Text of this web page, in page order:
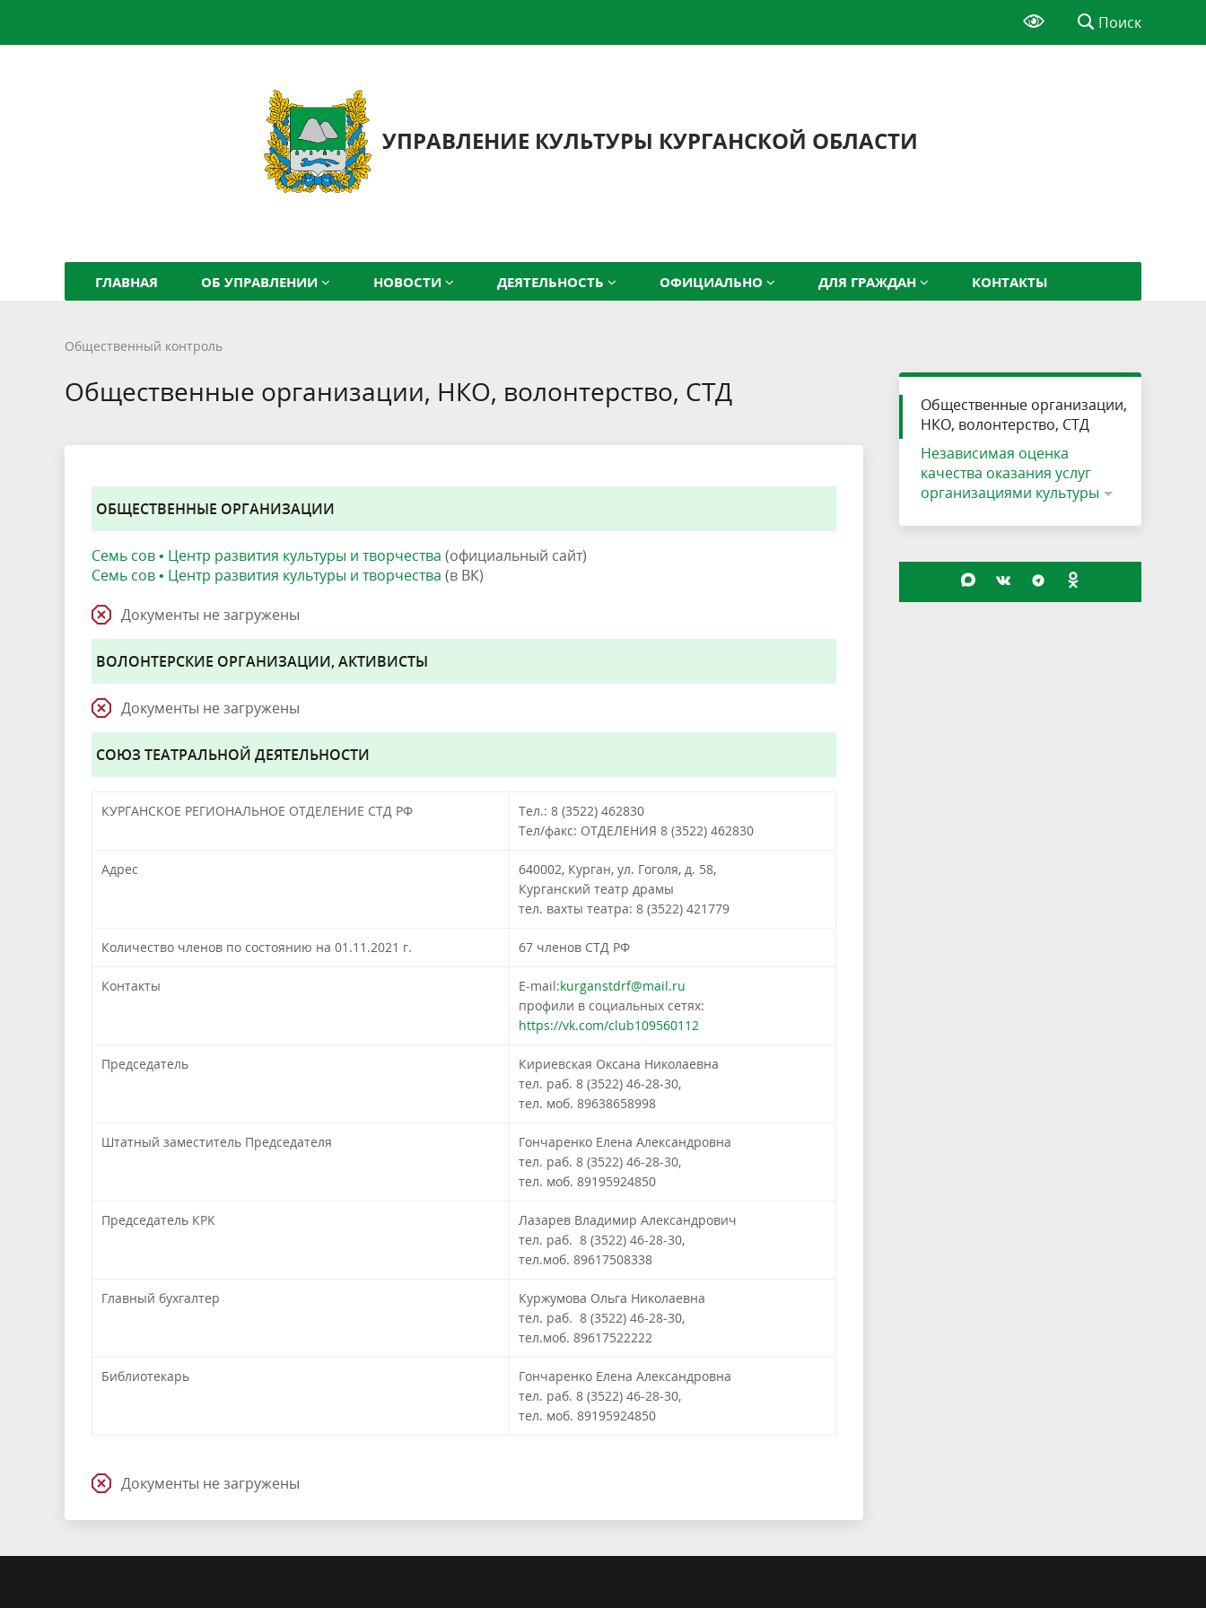
Поиск
УПРАВЛЕНИЕ КУЛЬТУРЫ КУРГАНСКОЙ ОБЛАСТИ
ГЛАВНАЯ ОБ УПРАВЛЕНИИ НОВОСТИ ДЕЯТЕЛЬНОСТЬ ОФИЦИАЛЬНО ДЛЯ ГРАЖДАН КОНТАКТЫ
Общественный контроль
Общественные организации, НКО, волонтерство, СТД
ОБЩЕСТВЕННЫЕ ОРГАНИЗАЦИИ
Семь сов • Центр развития культуры и творчества (официальный сайт)
Семь сов • Центр развития культуры и творчества (в ВК)
Документы не загружены
ВОЛОНТЕРСКИЕ ОРГАНИЗАЦИИ, АКТИВИСТЫ
Документы не загружены
СОЮЗ ТЕАТРАЛЬНОЙ ДЕЯТЕЛЬНОСТИ
КУРГАНСКОЕ РЕГИОНАЛЬНОЕ ОТДЕЛЕНИЕ СТД РФ
Тел.: 8 (3522) 462830
Тел/факс: ОТДЕЛЕНИЯ 8 (3522) 462830
Адрес
640002, Курган, ул. Гоголя, д. 58,
Курганский театр драмы
тел. вахты театра: 8 (3522) 421779
Количество членов по состоянию на 01.11.2021 г. 67 членов СТД РФ
Контакты E-mail:kurganstdrf@mail.ru
профили в социальных сетях:
https://vk.com/club109560112
Председатель
Кириевская Оксана Николаевна
тел. раб. 8 (3522) 46-28-30,
тел. моб. 89638658998
Штатный заместитель Председателя
Гончаренко Елена Александровна
тел. раб. 8 (3522) 46-28-30,
тел. моб. 89195924850
Председатель КРК
Лазарев Владимир Александрович
тел. раб. 8 (3522) 46-28-30,
тел.моб. 89617508338
Главный бухгалтер
Куржумова Ольга Николаевна
тел. раб. 8 (3522) 46-28-30,
тел.моб. 89617522222
Библиотекарь
Гончаренко Елена Александровна
тел. раб. 8 (3522) 46-28-30,
тел. моб. 89195924850
Документы не загружены
Общественные организации,
НКО, волонтерство, СТД
Независимая оценка
качества оказания услуг
организациями культуры